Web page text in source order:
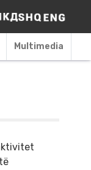
Multimedia